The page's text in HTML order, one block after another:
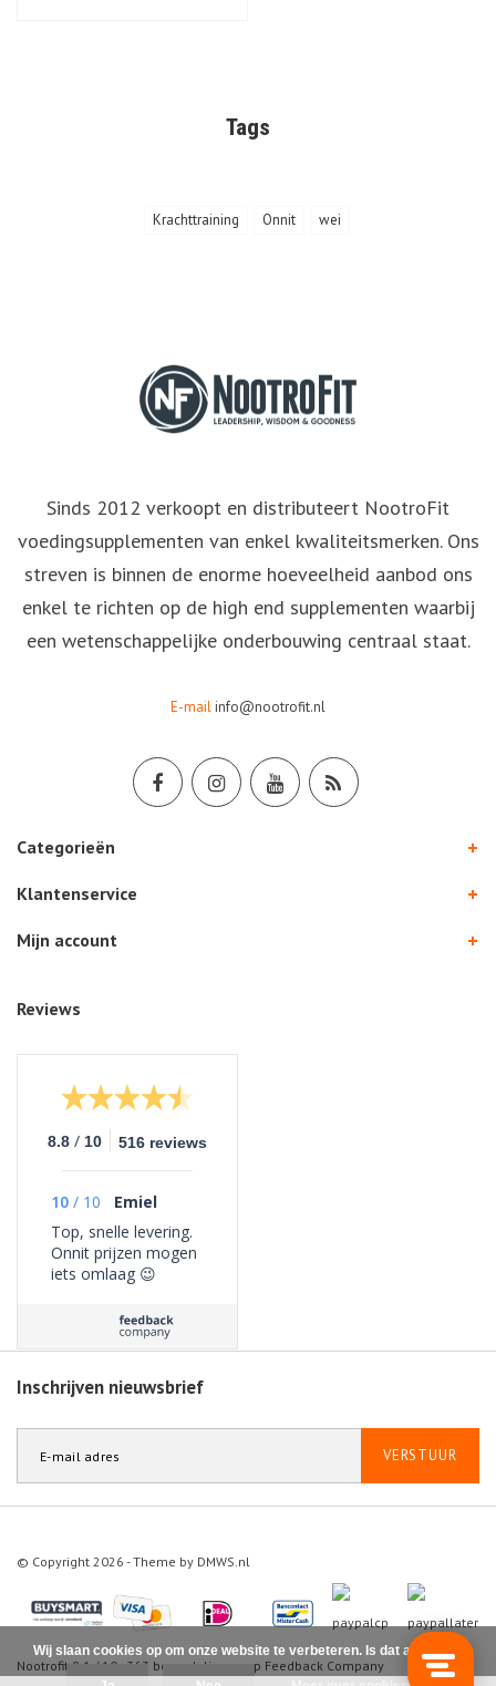
Tags
Krachttraining Onnit wei
Sinds 2012 verkoopt en distributeert NootroFit
voedingsupplementen van enkel kwaliteitsmerken. Ons
streven is binnen de enorme hoeveelheid aanbod ons
enkel te richten op de high end supplementen waarbij
een wetenschappelijke onderbouwing centraal staat.
E-mailinfo@nootrofit.nl
Categorieën
Klantenservice
Mijn account
Reviews
8.8 / 10 516 reviews
10 / 10
Emiel
Top, snelle levering.
Onnit prijzen mogen
iets omlaag 😉
Inschrijven nieuwsbrief
VERSTUUR
© Copyright 2026 - Theme by DMWS.nl
Nootrofit 9.1 / 10 363 beoordelingen op Feedback Company
Wij slaan cookies op om onze website te verbeteren. Is dat akkoord?